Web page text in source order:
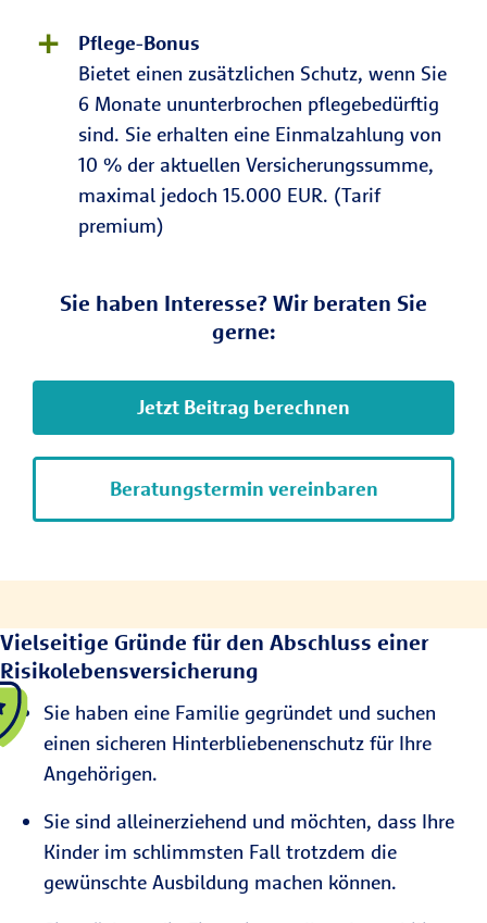
Pflege-Bonus
Bietet einen zusätzlichen Schutz, wenn Sie
6 Monate ununterbrochen pflegebedürftig
sind. Sie erhalten eine Einmalzahlung von
10 % der aktuellen Versicherungssumme,
maximal jedoch 15.000 EUR. (Tarif
premium)
Sie haben Interesse? Wir beraten Sie
gerne:
Jetzt Beitrag berechnen
Beratungstermin vereinbaren
Vielseitige Gründe für den Abschluss einer
Risikolebensversicherung
Sie haben eine Familie gegründet und suchen
einen sicheren Hinterbliebenenschutz für Ihre
Angehörigen.
Sie sind alleinerziehend und möchten, dass Ihre
Kinder im schlimmsten Fall trotzdem die
gewünschte Ausbildung machen können.